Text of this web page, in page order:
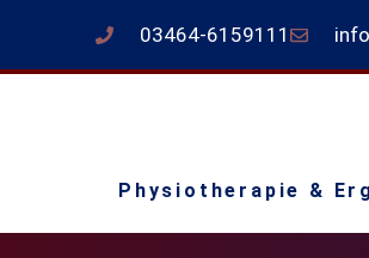
03464-6159111
Physiotherapie &